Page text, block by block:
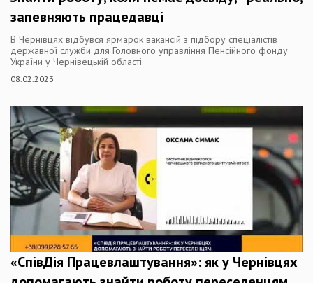
запевняють працедавці
В Чернівцях відбувся ярмарок вакансій з підбору спеціалістів
державної служби для Головного управління Пенсійного фонду
України у Чернівецькій області.
08.02.2023
«СпівДія Працевлаштування»: як у Чернівцях